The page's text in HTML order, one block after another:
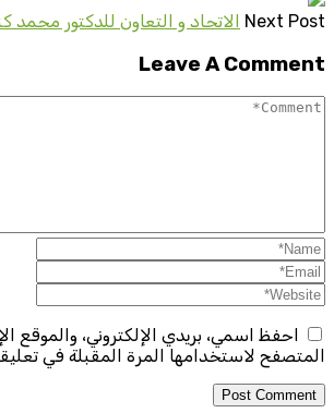
Next Post الاتحاد و التعاون للدكتور محمد
Leave A Comment
احفظ اسمي، بريدي الإلكتروني، والموقع
المتصفح لاستخدامها المرة المقبلة في